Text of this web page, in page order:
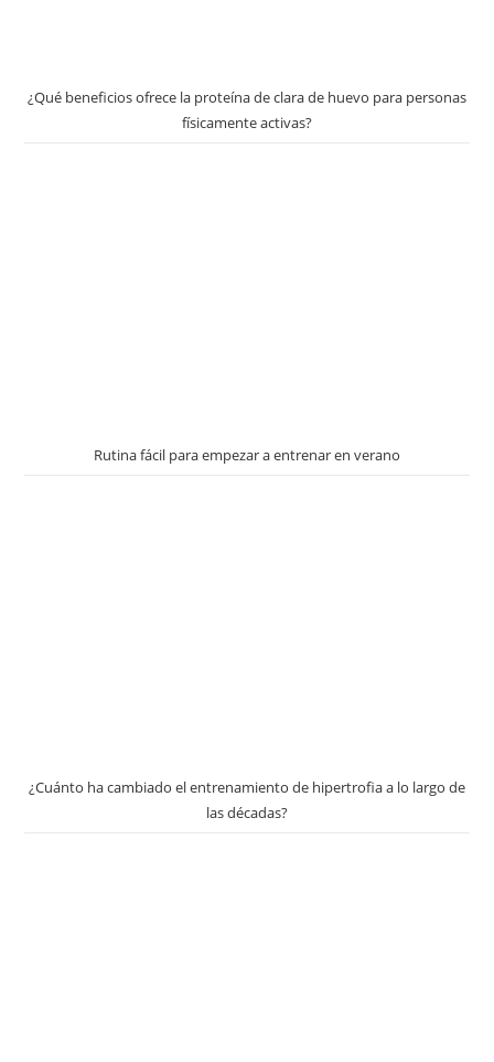
¿Qué beneficios ofrece la proteína de clara de huevo para personas
físicamente activas?
Rutina fácil para empezar a entrenar en verano
¿Cuánto ha cambiado el entrenamiento de hipertrofia a lo largo de
las décadas?